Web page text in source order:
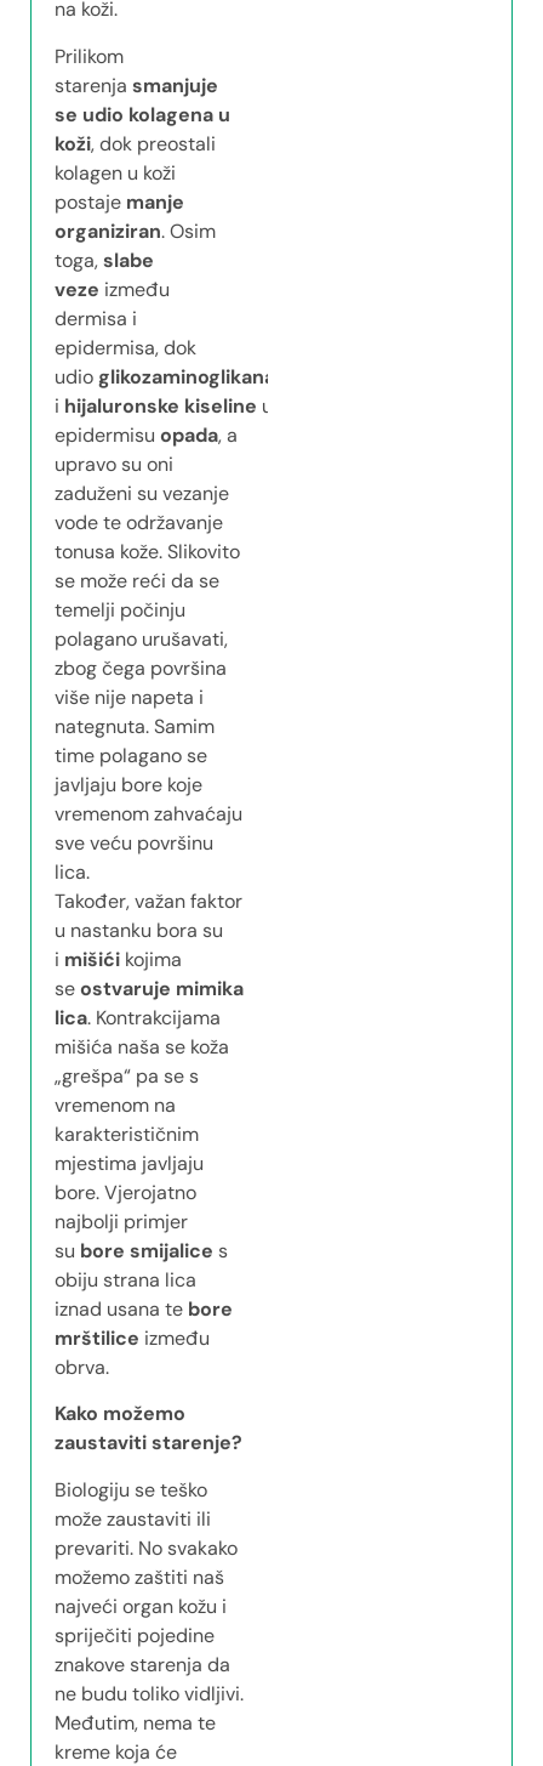
na koži.
Prilikom
starenja smanjuje
se udio kolagena u
koži, dok preostali
kolagen u koži
postaje manje
organiziran. Osim
toga,slabe
veze između
dermisa i
epidermisa, dok
udio glikozaminoglikana
i hijaluronske kiseline u
epidermisu opada, a
upravo su oni
zaduženi su vezanje
vode te održavanje
tonusa kože. Slikovito
se može reći da se
temelji počinju
polagano urušavati,
zbog čega površina
više nije napeta i
nategnuta. Samim
time polagano se
javljaju bore koje
vremenom zahvaćaju
sve veću površinu
lica.
Također, važan faktor
u nastanku bora su
i mišići kojima
seostvaruje mimika
lica. Kontrakcijama
mišića naša se koža
„grešpa“ pa se s
vremenom na
karakterističnim
mjestima javljaju
bore. Vjerojatno
najbolji primjer
su bore smijalice s
obiju strana lica
iznad usana te bore
mrštilice između
obrva.
Kako možemo
zaustaviti starenje?
Biologiju se teško
može zaustaviti ili
prevariti. No svakako
možemo zaštiti naš
najveći organ kožu i
spriječiti pojedine
znakove starenja da
ne budu toliko vidljivi.
Međutim, nema te
kreme koja će